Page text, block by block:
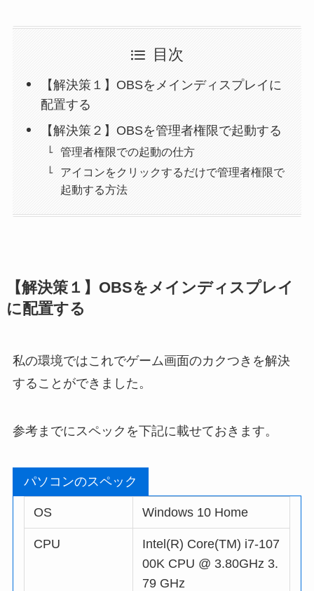
目次
【解決策１】OBSをメインディスプレイに
配置する
【解決策２】OBSを管理者権限で起動する
管理者権限での起動の仕方
アイコンをクリックするだけで管理者権限で
起動する方法
【解決策１】OBSをメインディスプレイ
に配置する
私の環境ではこれでゲーム画面のカクつきを解決
することができました。
参考までにスペックを下記に載せておきます。
パソコンのスペック
OS Windows 10 Home
CPU
Intel(R) Core(TM) i7-107
00K CPU @ 3.80GHz 3.
79 GHz